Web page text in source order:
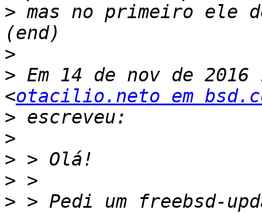
> mas no primeiro ele
>
> Em 14 de nov de
<otacilio.neto em
>
>
>
>
> > Pedi um freebsd-